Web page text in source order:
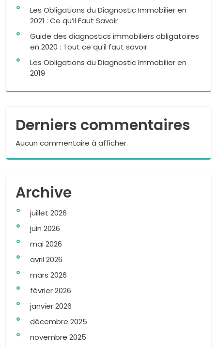
Les Obligations du Diagnostic Immobilier en
2021 : Ce qu’il Faut Savoir
Guide des diagnostics immobiliers obligatoires
en 2020 : Tout ce qu’il faut savoir
Les Obligations du Diagnostic Immobilier en
2019
Derniers commentaires
Aucun commentaire à afficher.
Archive
juillet 2026
juin 2026
mai 2026
avril 2026
mars 2026
février 2026
janvier 2026
décembre 2025
novembre 2025